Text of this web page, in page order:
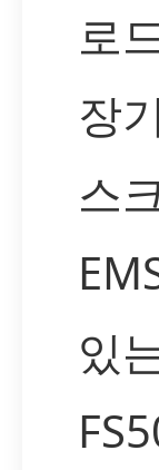
로
장
스
있